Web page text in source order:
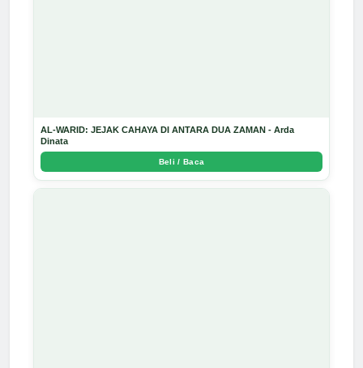
AL-WARID: JEJAK CAHAYA DI ANTARA DUA ZAMAN - Arda
Dinata
Beli / Baca